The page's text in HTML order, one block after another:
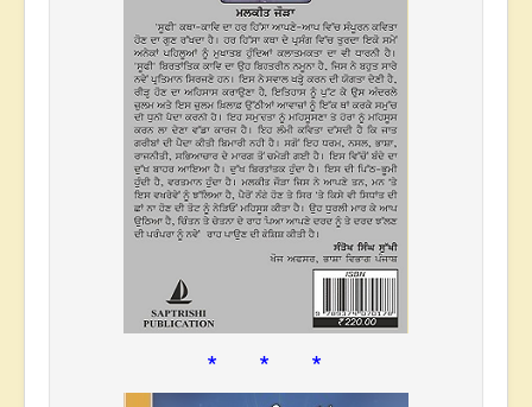
* * *